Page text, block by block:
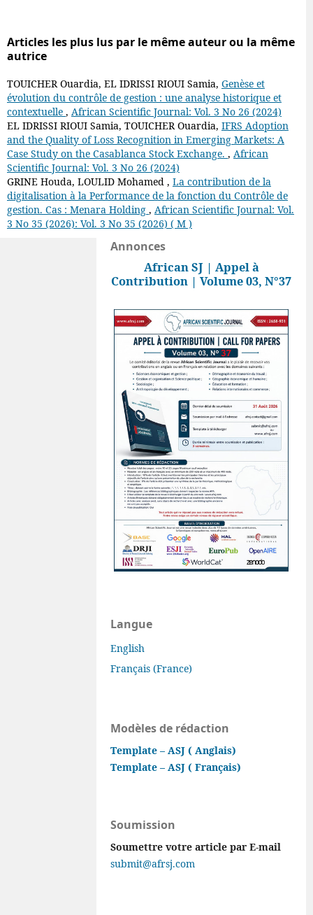
Articles les plus lus par le même auteur ou la même
autrice
TOUICHER Ouardia, EL IDRISSI RIOUI Samia, Genèse et
évolution du contrôle de gestion : une analyse historique et
contextuelle , African Scientific Journal: Vol. 3 No 26 (2024)
EL IDRISSI RIOUI Samia, TOUICHER Ouardia, IFRS Adoption
and the Quality of Loss Recognition in Emerging Markets: A
Case Study on the Casablanca Stock Exchange. , African
Scientific Journal: Vol. 3 No 26 (2024)
GRINE Houda, LOULID Mohamed , La contribution de la
digitalisation à la Performance de la fonction du Contrôle de
gestion. Cas : Menara Holding , African Scientific Journal: Vol.
3 No 35 (2026): Vol. 3 No 35 (2026) ( M )
Annonces
African SJ | Appel à
Contribution | Volume 03, N°37
Langue
English
Français (France)
Modèles de rédaction
Template – ASJ ( Anglais)
Template – ASJ ( Français)
Soumission
Soumettre votre article par E-mail
submit@afrsj.com